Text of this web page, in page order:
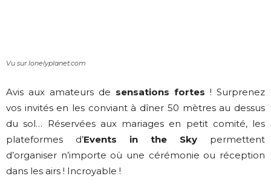
Vu sur lonelyplanet.com
Avis aux amateurs de sensations fortes ! Surprenez
vos invités en les conviant à dîner 50 mètres au dessus
du sol… Réservées aux mariages en petit comité, les
plateformes d’Events in the Sky permettent
d’organiser n’importe où une cérémonie ou réception
dans les airs ! Incroyable !